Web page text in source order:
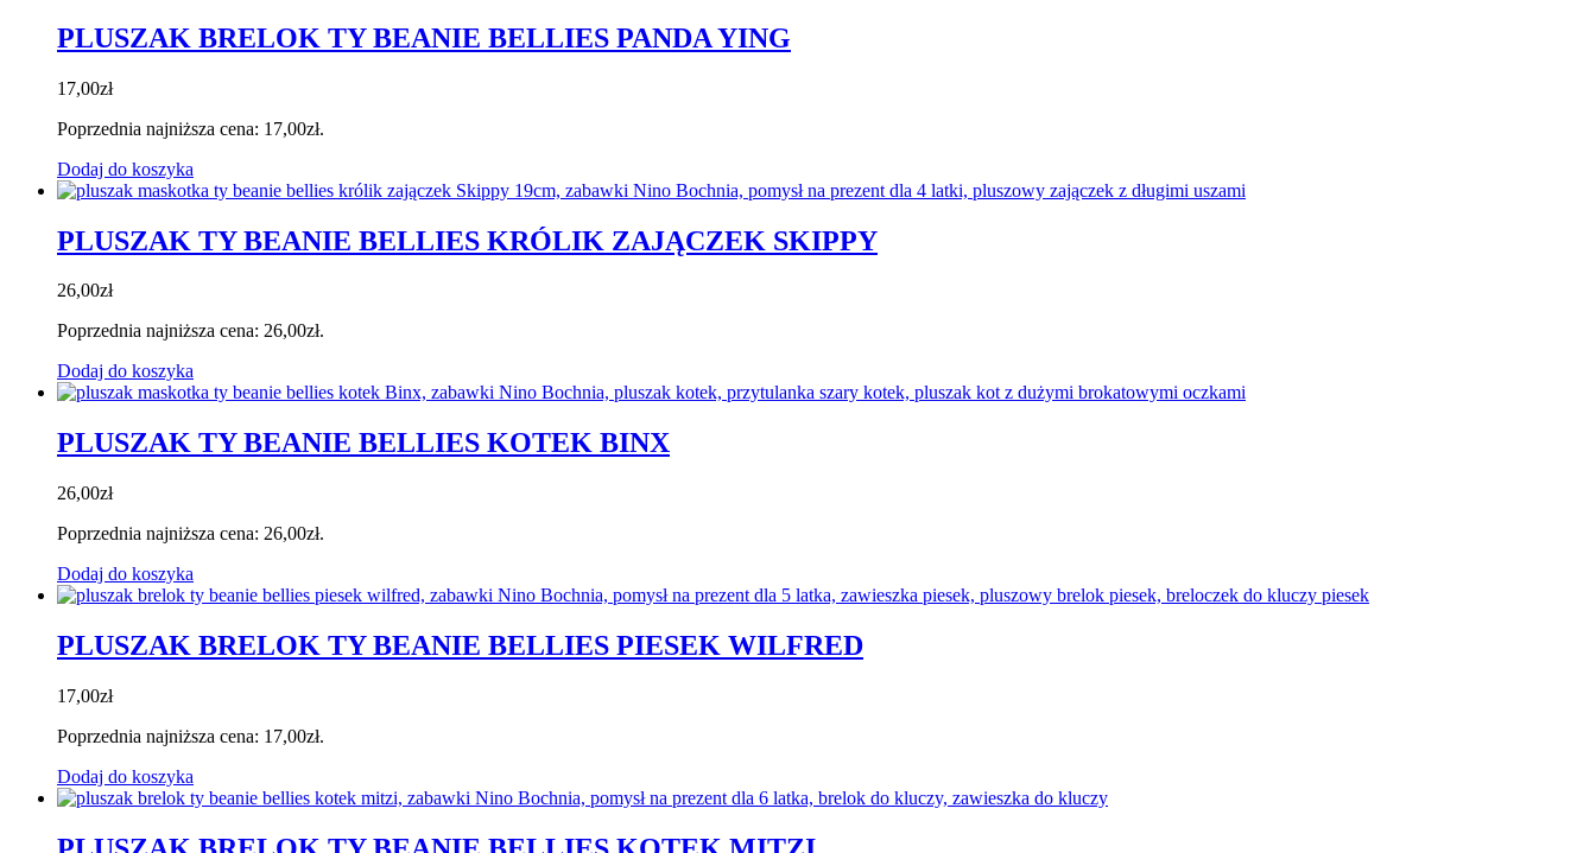
PLUSZAK BRELOK TY BEANIE BELLIES PANDA YING
17,00zł
Poprzednia najniższa cena: 17,00zł.
Dodaj do koszyka
PLUSZAK TY BEANIE BELLIES KRÓLIK ZAJĄCZEK SKIPPY
26,00zł
Poprzednia najniższa cena: 26,00zł.
Dodaj do koszyka
PLUSZAK TY BEANIE BELLIES KOTEK BINX
26,00zł
Poprzednia najniższa cena: 26,00zł.
Dodaj do koszyka
PLUSZAK BRELOK TY BEANIE BELLIES PIESEK WILFRED
17,00zł
Poprzednia najniższa cena: 17,00zł.
Dodaj do koszyka